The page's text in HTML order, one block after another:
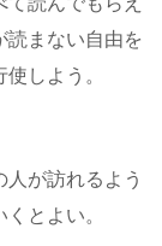
読まない自由を
しよう。
が訪れるよう
とよい。